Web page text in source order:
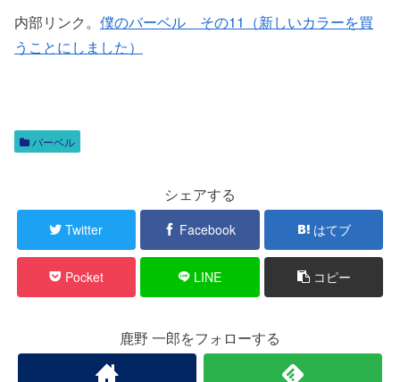
内部リンク。 僕のバーベル その11（新しいカラーを買
うことにしました）
バーベル
シェアする
Twitter Facebook はてブ
Pocket LINE コピー
鹿野 一郎をフォローする